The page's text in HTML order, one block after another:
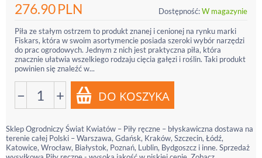
276.90PLN Dostępność:W magazynie
Piła ze stałym ostrzem to produkt znanej i cenionej na rynku marki
Fiskars, która w swoim asortymencie posiada szeroki wybór narzędzi
do prac ogrodowych. Jednym z nich jest praktyczna piła, która
znacznie ułatwia wszelkiego rodzaju cięcia gałęzi i roślin. Taki produkt
powinien się znaleźć w...
− +
Sklep Ogrodniczy Świat Kwiatów – Piły ręczne – błyskawiczna dostawa na
terenie całej Polski – Warszawa, Gdańsk, Kraków, Szczecin, Łódź,
Katowice, Wrocław, Białystok, Poznań, Lublin, Bydgoszcz i inne. Sprzedaż